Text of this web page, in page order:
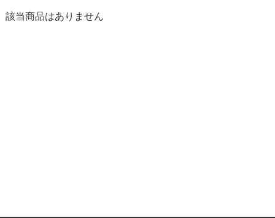
該当商品はありません